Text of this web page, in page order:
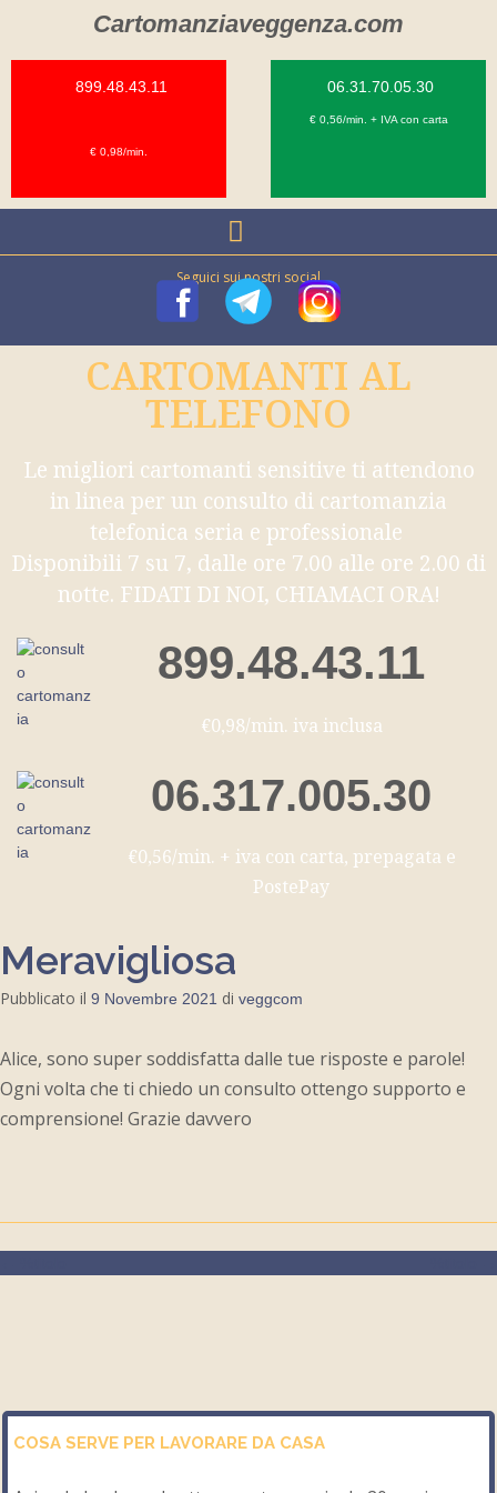
Cartomanziaveggenza.com
899.48.43.11
€ 0,98/min.
06.31.70.05.30
€ 0,56/min. + IVA con carta
Seguici sui nostri social
CARTOMANTI AL
TELEFONO
Le migliori cartomanti sensitive ti attendono
in linea per un consulto di cartomanzia
telefonica seria e professionale
Disponibili 7 su 7, dalle ore 7.00 alle ore 2.00 di
notte. FIDATI DI NOI, CHIAMACI ORA!
899.48.43.11
€0,98/min. iva inclusa
06.317.005.30
€0,56/min. + iva con carta, prepagata e
PostePay
Meravigliosa
Pubblicato il 9 Novembre 2021 di veggcom
Alice, sono super soddisfatta dalle tue risposte e parole!
Ogni volta che ti chiedo un consulto ottengo supporto e
comprensione! Grazie davvero
COSA SERVE PER LAVORARE DA CASA